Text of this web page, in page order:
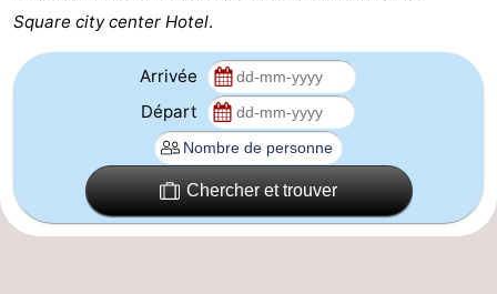
Coffeeshops
Capitale
Ville
Square city center Hotel.
Arrivée
Départ
Chercher et trouver